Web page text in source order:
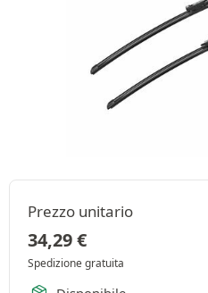
Prezzo unitario
34,29€
Spedizione gratuita